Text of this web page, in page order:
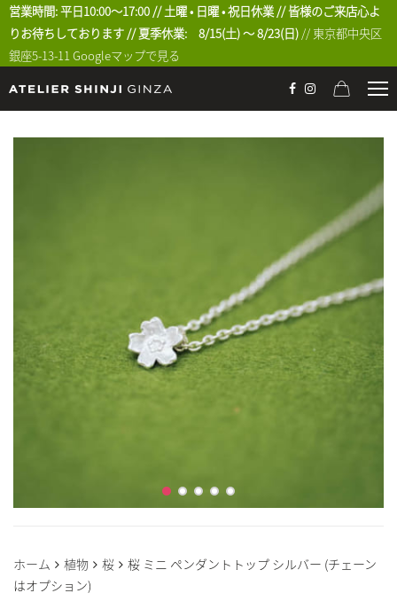
営業時間: 平日10:00〜17:00 // 土曜 • 日曜 • 祝日休業 // 皆様のご来店心よ
りお待ちしております // 夏季休業: 8/15(土) 〜 8/23(日) // 東京都中央区
銀座5-13-11Googleマップで見る
ホーム 植物 桜
桜 ミニ ペンダントトップ シルバー (チェーン
はオプション)